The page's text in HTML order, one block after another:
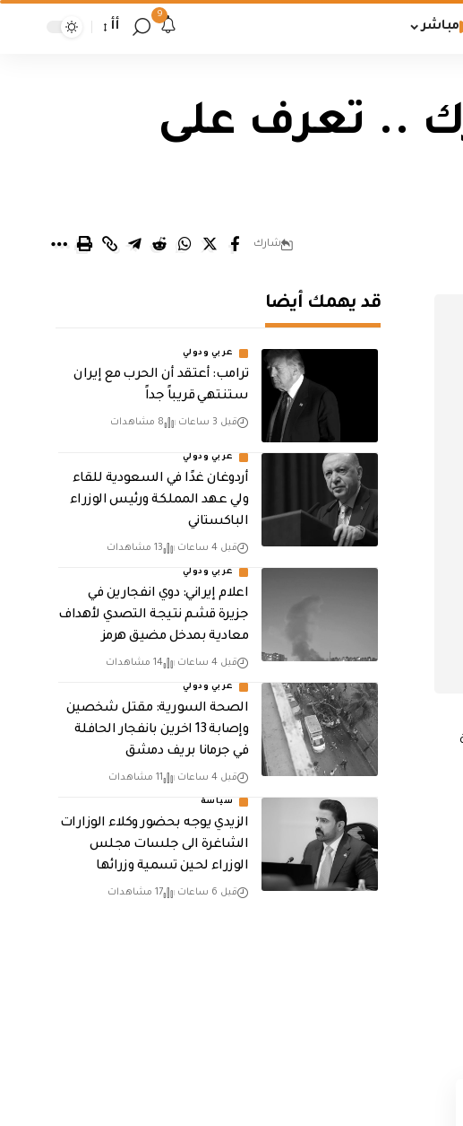
مباشر
9
أأ
.. تعرف على
شارك
قد يهمك أيضا
عربي ودولي
‏ترامب: أعتقد أن الحرب مع إيران
ستنتهي قريباً جداً
قبل 3 ساعات 8 مشاهدات
عربي ودولي
أردوغان غدًا في السعودية للقاء
ولي عهد المملكة ورئيس الوزراء
الباكستاني
قبل 4 ساعات 13 مشاهدات
عربي ودولي
اعلام إيراني: دوي انفجارين في
جزيرة قشم نتيجة التصدي لأهداف
معادية بمدخل مضيق هرمز
قبل 4 ساعات 14 مشاهدات
عربي ودولي
الصحة السورية: مقتل شخصين
وإصابة 13 اخرين بانفجار الحافلة
في جرمانا بريف دمشق
قبل 4 ساعات 11 مشاهدات
سياسة
الزيدي يوجه بحضور وكلاء الوزارات
الشاغرة الى جلسات مجلس
الوزراء لحين تسمية وزرائها
قبل 6 ساعات 17 مشاهدات